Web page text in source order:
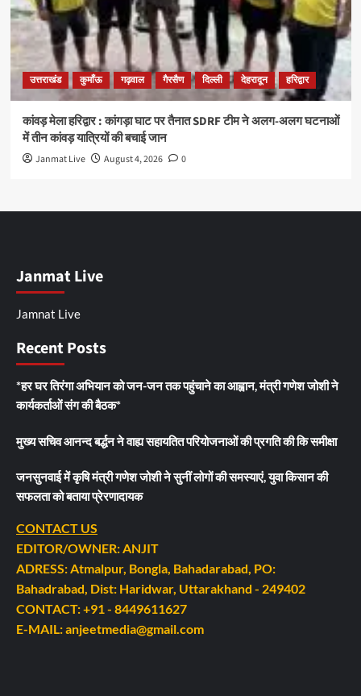
उत्तराखंड कुमाँऊ गढ़वाल गैरसैण दिल्ली देहरादून हरिद्वार
कांवड़ मेला हरिद्वार : कांगड़ा घाट पर तैनात SDRF टीम ने अलग-अलग घटनाओं
में तीन कांवड़ यात्रियों की बचाई जान
Janmat Live August 4, 2026 0
Janmat Live
Jamnat Live
Recent Posts
*हर घर तिरंगा अभियान को जन-जन तक पहुंचाने का आह्वान, मंत्री गणेश जोशी ने
कार्यकर्ताओं संग की बैठक*
मुख्य सचिव आनन्द बर्द्धन ने वाह्य सहायतित परियोजनाओं की प्रगति की कि समीक्षा
जनसुनवाई में कृषि मंत्री गणेश जोशी ने सुनीं लोगों की समस्याएं, युवा किसान की
सफलता को बताया प्रेरणादायक
CONTACT US
EDITOR/OWNER: ANJIT
ADRESS: Atmalpur, Bongla, Bahadarabad, PO:
Bahadrabad, Dist: Haridwar, Uttarakhand - 249402
CONTACT: +91 - 8449611627
E-MAIL: anjeetmedia@gmail.com